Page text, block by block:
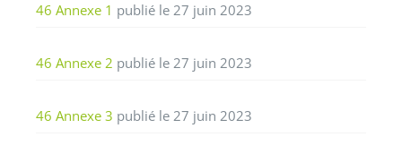
46 Annexe 1 publié le 27 juin 2023
46 Annexe 2 publié le 27 juin 2023
46 Annexe 3 publié le 27 juin 2023